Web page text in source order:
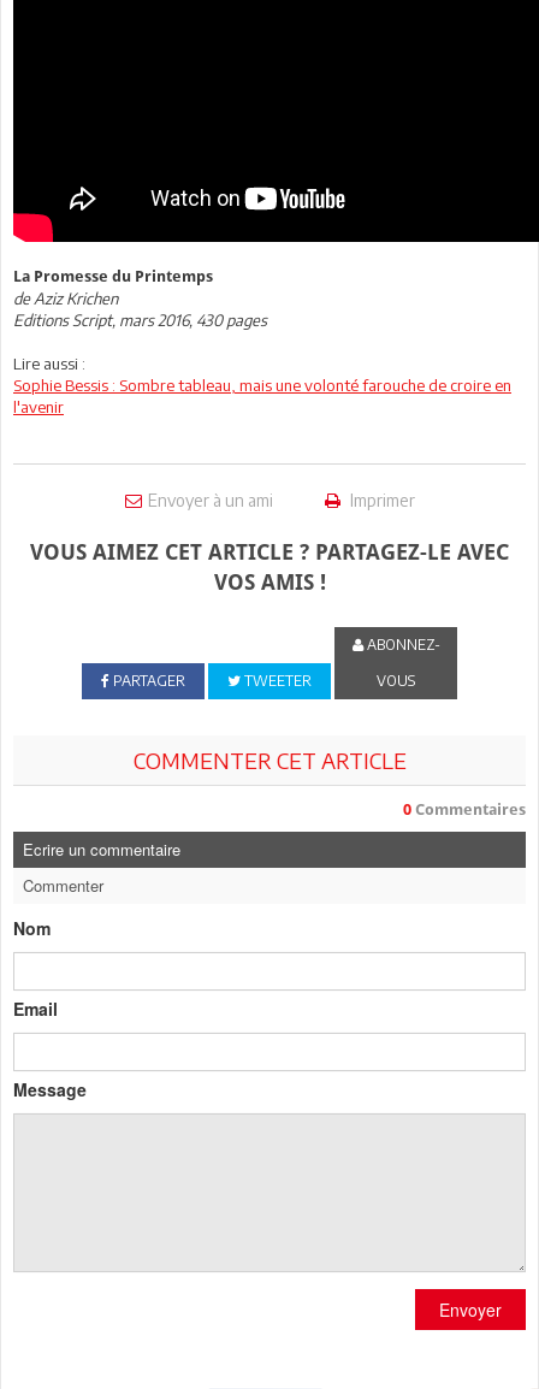
La Promesse du Printemps
de Aziz Krichen
Editions Script, mars 2016, 430 pages
Lire aussi :
Sophie Bessis : Sombre tableau, mais une volonté farouche de croire en
l'avenir
Envoyer à un ami Imprimer
VOUS AIMEZ CET ARTICLE ? PARTAGEZ-LE AVEC
VOS AMIS !
PARTAGER TWEETER
ABONNEZ-
VOUS
COMMENTER CET ARTICLE
0 Commentaires
Ecrire un commentaire
Commenter
Nom
Email
Message
Envoyer